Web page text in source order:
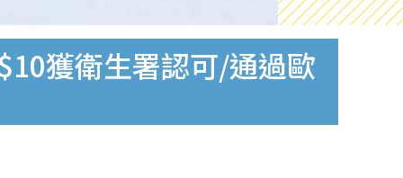
獲衛生署認可/通過歐